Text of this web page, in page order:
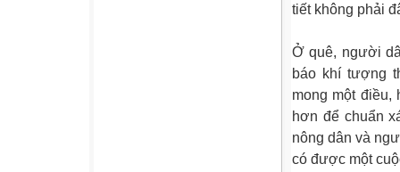
tiết không phải
Ở quê, người
báo khí tượng
mong một điều,
hơn để chuẩn
nông dân và
có được một